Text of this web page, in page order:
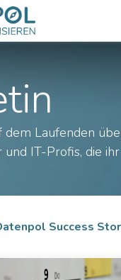
dem Laufenden
und IT-Profis, die
Success